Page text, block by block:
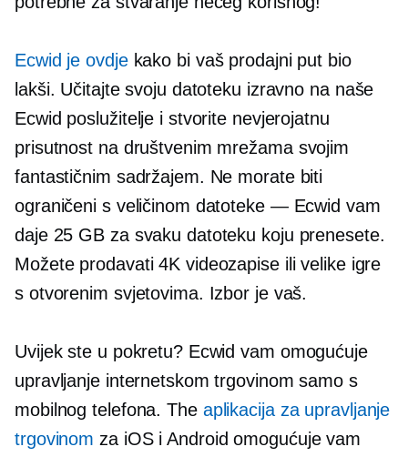
Ecwid je ovdjekako bi vaš prodajni put bio
lakši. Učitajte svoju datoteku izravno na naše
Ecwid poslužitelje i stvorite nevjerojatnu
prisutnost na društvenim mrežama svojim
fantastičnim sadržajem. Ne morate biti
ograničeni s veličinom datoteke — Ecwid vam
daje 25 GB za svaku datoteku koju prenesete.
Možete prodavati 4K videozapise ili velike igre
s otvorenim svjetovima. Izbor je vaš.
Uvijek ste u pokretu? Ecwid vam omogućuje
upravljanje internetskom trgovinom samo s
mobilnog telefona. The aplikacija za upravljanje
trgovinom za iOS i Android omogućuje vam